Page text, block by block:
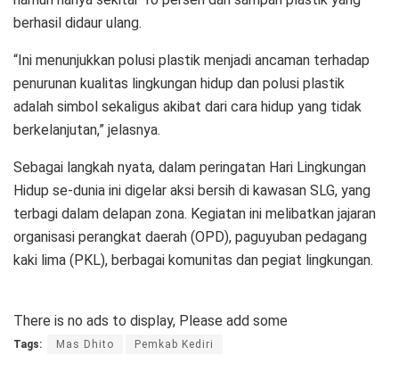
berhasil didaur ulang.
“Ini menunjukkan polusi plastik menjadi ancaman terhadap
penurunan kualitas lingkungan hidup dan polusi plastik
adalah simbol sekaligus akibat dari cara hidup yang tidak
berkelanjutan,” jelasnya.
Sebagai langkah nyata, dalam peringatan Hari Lingkungan
Hidup se-dunia ini digelar aksi bersih di kawasan SLG, yang
terbagi dalam delapan zona. Kegiatan ini melibatkan jajaran
organisasi perangkat daerah (OPD), paguyuban pedagang
kaki lima (PKL), berbagai komunitas dan pegiat lingkungan.
There is no ads to display, Please add some
Tags: Mas Dhito Pemkab Kediri